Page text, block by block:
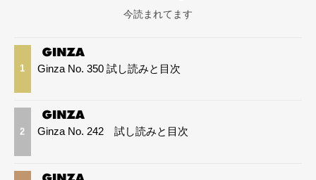
今読まれてます
1 Ginza No. 350 試し読みと目次
2 Ginza No. 242 試し読みと目次